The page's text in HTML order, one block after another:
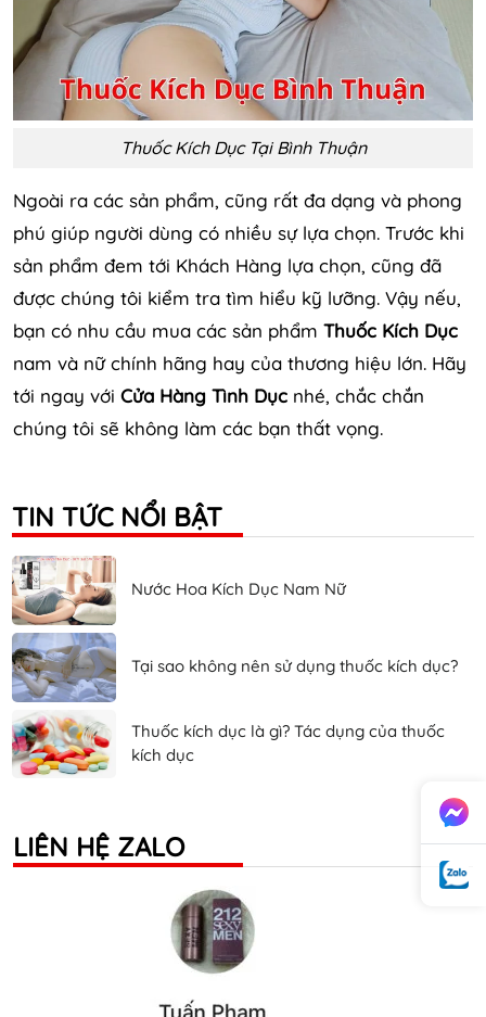
Thuốc Kích Dục Tại Bình Thuận
Ngoài ra các sản phẩm, cũng rất đa dạng và phong
phú giúp người dùng có nhiều sự lựa chọn. Trước khi
sản phẩm đem tới Khách Hàng lựa chọn, cũng đã
được chúng tôi kiểm tra tìm hiểu kỹ lưỡng. Vậy nếu,
bạn có nhu cầu mua các sản phẩm Thuốc Kích Dục
nam và nữ chính hãng hay của thương hiệu lớn. Hãy
tới ngay với Cửa Hàng Tình Dục nhé, chắc chắn
chúng tôi sẽ không làm các bạn thất vọng.
TIN TỨC NỔI BẬT
Nước Hoa Kích Dục Nam Nữ
Tại sao không nên sử dụng thuốc kích dục?
Thuốc kích dục là gì? Tác dụng của thuốc
kích dục
LIÊN HỆ ZALO